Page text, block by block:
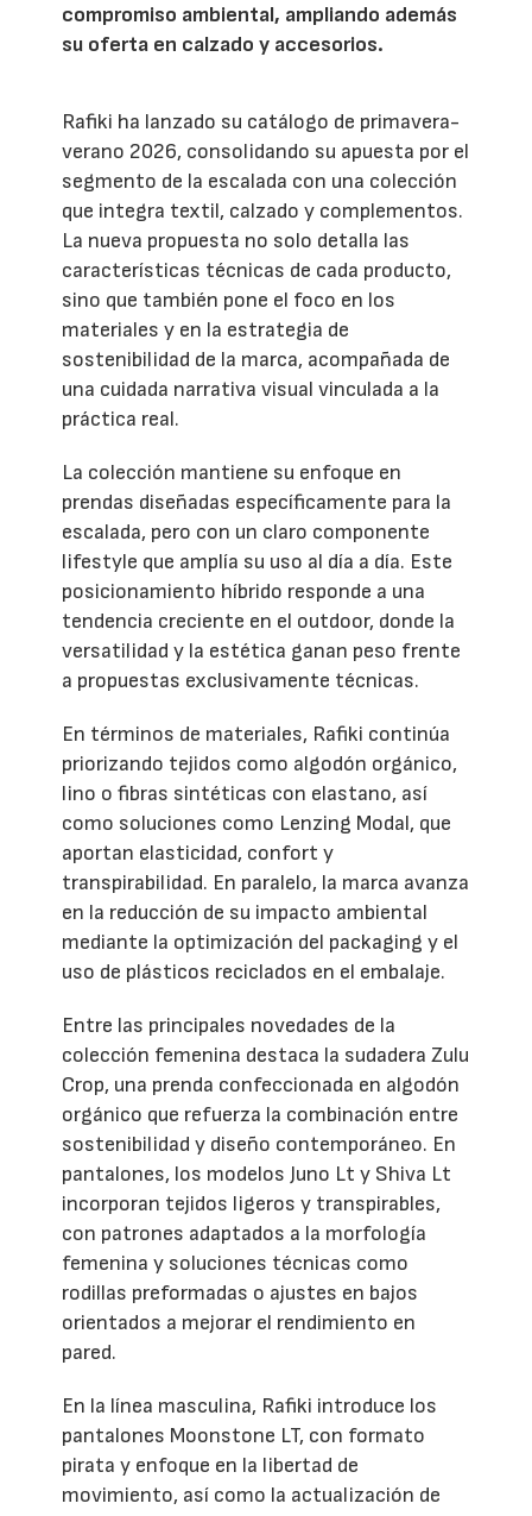
compromiso ambiental, ampliando además
su oferta en calzado y accesorios.
Rafiki ha lanzado su catálogo de primavera-
verano 2026, consolidando su apuesta por el
segmento de la escalada con una colección
que integra textil, calzado y complementos.
La nueva propuesta no solo detalla las
características técnicas de cada producto,
sino que también pone el foco en los
materiales y en la estrategia de
sostenibilidad de la marca, acompañada de
una cuidada narrativa visual vinculada a la
práctica real.
La colección mantiene su enfoque en
prendas diseñadas específicamente para la
escalada, pero con un claro componente
lifestyle que amplía su uso al día a día. Este
posicionamiento híbrido responde a una
tendencia creciente en el outdoor, donde la
versatilidad y la estética ganan peso frente
a propuestas exclusivamente técnicas.
En términos de materiales, Rafiki continúa
priorizando tejidos como algodón orgánico,
lino o fibras sintéticas con elastano, así
como soluciones como Lenzing Modal, que
aportan elasticidad, confort y
transpirabilidad. En paralelo, la marca avanza
en la reducción de su impacto ambiental
mediante la optimización del packaging y el
uso de plásticos reciclados en el embalaje.
Entre las principales novedades de la
colección femenina destaca la sudadera Zulu
Crop, una prenda confeccionada en algodón
orgánico que refuerza la combinación entre
sostenibilidad y diseño contemporáneo. En
pantalones, los modelos Juno Lt y Shiva Lt
incorporan tejidos ligeros y transpirables,
con patrones adaptados a la morfología
femenina y soluciones técnicas como
rodillas preformadas o ajustes en bajos
orientados a mejorar el rendimiento en
pared.
En la línea masculina, Rafiki introduce los
pantalones Moonstone LT, con formato
pirata y enfoque en la libertad de
movimiento, así como la actualización de